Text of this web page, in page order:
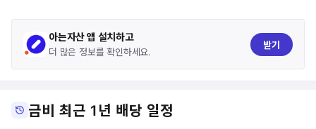
아는자산 앱 설치하고
더 많은 정보를 확인하세요.
받기
금비 최근 1년 배당 일정